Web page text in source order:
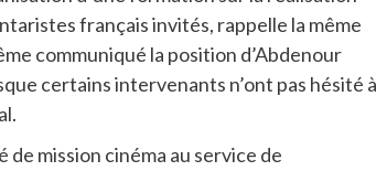
français invités, rappelle la même
communiqué la position d’Abdenour
certains intervenants n’ont pas hésité à
mission cinéma au service de